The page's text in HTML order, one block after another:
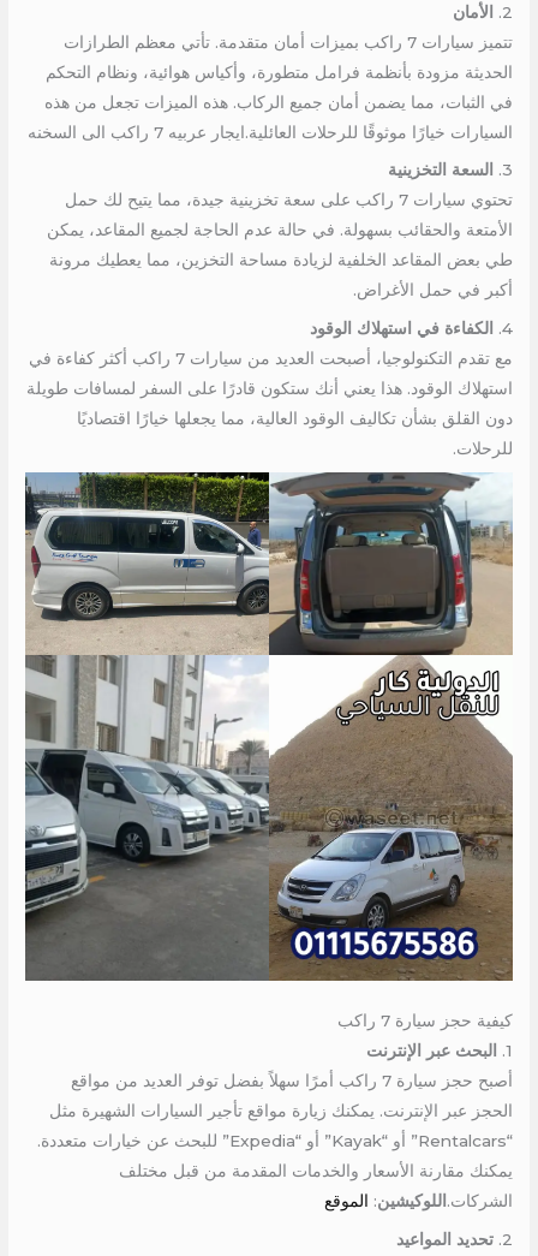
2. الأمان
تتميز سيارات 7 راكب بميزات أمان متقدمة. تأتي معظم الطرازات
الحديثة مزودة بأنظمة فرامل متطورة، وأكياس هوائية، ونظام التحكم
في الثبات، مما يضمن أمان جميع الركاب. هذه الميزات تجعل من هذه
السيارات خيارًا موثوقًا للرحلات العائلية.ايجار عربيه 7 راكب الى السخنه
3.
السعة التخزينية
تحتوي سيارات 7 راكب على سعة تخزينية جيدة، مما يتيح لك حمل
الأمتعة والحقائب بسهولة. في حالة عدم الحاجة لجميع المقاعد، يمكن
طي بعض المقاعد الخلفية لزيادة مساحة التخزين، مما يعطيك مرونة
أكبر في حمل الأغراض.
4.
الكفاءة في استهلاك الوقود
مع تقدم التكنولوجيا، أصبحت العديد من سيارات 7 راكب أكثر كفاءة في
استهلاك الوقود. هذا يعني أنك ستكون قادرًا على السفر لمسافات طويلة
دون القلق بشأن تكاليف الوقود العالية، مما يجعلها خيارًا اقتصاديًا
للرحلات.
كيفية حجز سيارة 7 راكب
1.
البحث عبر الإنترنت
أصبح حجز سيارة 7 راكب أمرًا سهلاً بفضل توفر العديد من مواقع
الحجز عبر الإنترنت. يمكنك زيارة مواقع تأجير السيارات الشهيرة مثل
“Rentalcars” أو “Kayak” أو “Expedia” للبحث عن خيارات متعددة.
يمكنك مقارنة الأسعار والخدمات المقدمة من قبل مختلف
الشركات. اللوكيشين: الموقع
2. تحديد المواعيد